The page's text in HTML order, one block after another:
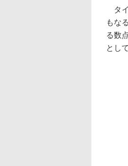
タイ
もな
る数
とし